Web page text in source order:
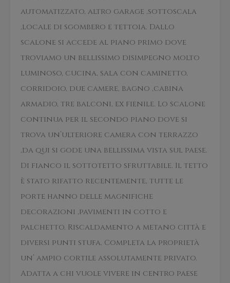
automatizzato, altro garage ,sottoscala
,locale di sgombero e tettoia. Dallo
scalone si accede al piano primo dove
troviamo un bellissimo disimpegno molto
luminoso, cucina, sala con caminetto,
corridoio, due camere, bagno ,cabina
armadio, tre balconi, ex fienile. Lo scalone
continua per il secondo piano dove si
trova un’ulteriore camera con terrazzo
,da qui si gode una bellissima vista sul paese.
Di fianco il sottotetto sfruttabile. Il tetto
è stato rifatto recentemente, tutte le
porte hanno delle magnifiche
decorazioni ,pavimenti in cotto e
palchetto. Riscaldamento a metano città e
diversi punti stufa. Completa la proprietà
un’ ampio cortile assolutamente privato.
Adatta a chi vuole vivere in centro paese